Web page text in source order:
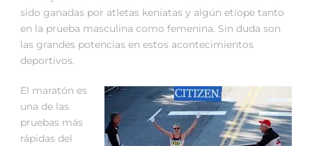
sido ganadas por atletas keniatas y algún etíope tanto
en la prueba masculina como femenina. Sin duda son
las grandes potencias en estos acontecimientos
deportivos.
El maratón es
una de las
pruebas más
rápidas del